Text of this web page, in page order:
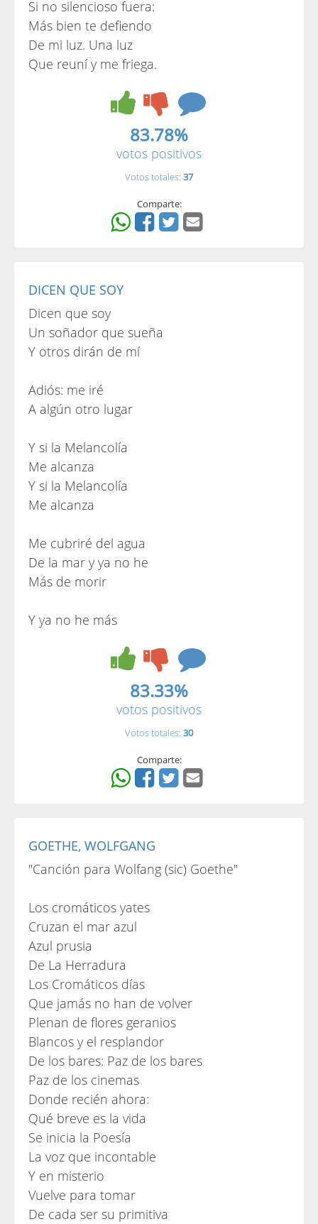
Si no silencioso fuera:
Más bien te defiendo
De mi luz. Una luz
Que reuní y me friega.
83.78%
votos positivos
Votos totales: 37
Comparte:
DICEN QUE SOY
Dicen que soy
Un soñador que sueña
Y otros dirán de mí
Adiós: me iré
A algún otro lugar
Y si la Melancolía
Me alcanza
Y si la Melancolía
Me alcanza
Me cubriré del agua
De la mar y ya no he
Más de morir
Y ya no he más
83.33%
votos positivos
Votos totales: 30
Comparte:
GOETHE, WOLFGANG
"Canción para Wolfang (sic) Goethe"
Los cromáticos yates
Cruzan el mar azul
Azul prusia
De La Herradura
Los Cromáticos días
Que jamás no han de volver
Plenan de flores geranios
Blancos y el resplandor
De los bares: Paz de los bares
Paz de los cinemas
Donde recién ahora:
Qué breve es la vida
Se inicia la Poesía
La voz que incontable
Y en misterio
Vuelve para tomar
De cada ser su primitiva